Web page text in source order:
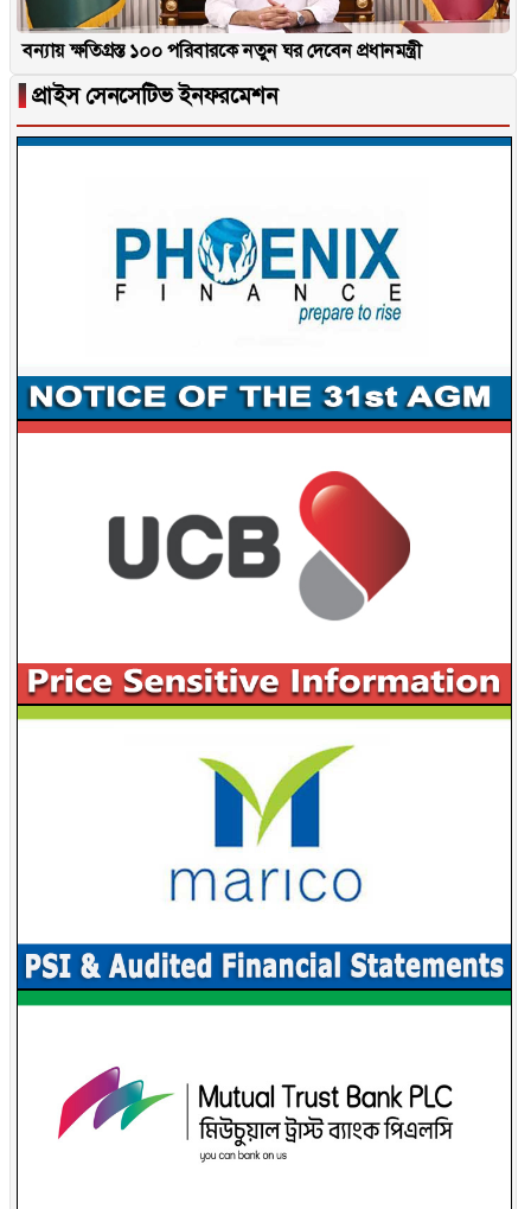
বন্যায় ক্ষতিগ্রস্ত ১০০ পরিবারকে নতুন ঘর দেবেন প্রধানমন্ত্রী
▐ প্রাইস সেনসেটিভ ইনফরমেশন